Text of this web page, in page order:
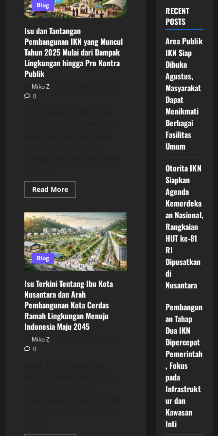
Blog
Isu dan Tantangan
Pembangunan IKN yang Muncul
Tahun 2025 Mulai dari Dampak
Lingkungan hingga Pro Kontra
Publik
Miko Z
0
Read MoreRead
more
dan
Tantangan
Pembangunan
IKN
yang
Muncul
Tahun
2025
Mulai
Dampak
Lingkungan
hingga
Pro
Kontra
Publik
Blog
Isu Terkini Tentang Ibu Kota
Nusantara dan Arah
Pembangunan Kota Cerdas
Ramah Lingkungan Menuju
Indonesia Maju 2045
Miko Z
0
RECENT
POSTS
Area Publik
IKN Siap
Dibuka
Agustus,
Masyarakat
Dapat
Menikmati
Berbagai
Fasilitas
Umum
Otorita IKN
Siapkan
Agenda
Kemerdeka
an Nasional,
Rangkaian
HUT ke-81
RI
Dipusatkan
di
Nusantara
Pembangun
an Tahap
Dua IKN
Dipercepat
Pemerintah
, Fokus
pada
Infrastrukt
ur dan
Kawasan
Inti